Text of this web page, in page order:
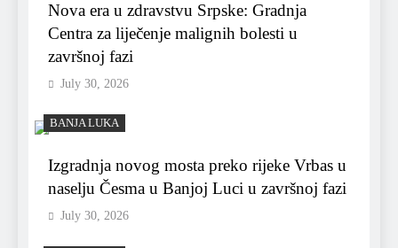
Nova era u zdravstvu Srpske: Gradnja
Centra za liječenje malignih bolesti u
završnoj fazi
July 30, 2026
BANJA LUKA
Izgradnja novog mosta preko rijeke Vrbas u
naselju Česma u Banjoj Luci u završnoj fazi
July 30, 2026